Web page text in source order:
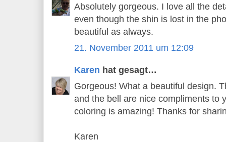
Absolutely gorgeous. I love all the
even though the shin is lost in the
beautiful as always.
21. November 2011 um 12:09
Karen hat gesagt…
Gorgeous! What a beautiful design.
and the bell are nice compliments to
coloring is amazing! Thanks for
Karen